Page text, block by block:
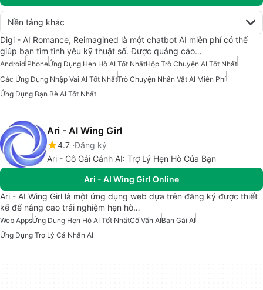
Nền tảng khác
Digi - AI Romance, Reimagined là một chatbot AI miễn phí có thể
giúp bạn tìm tình yêu kỹ thuật số. Được quảng cáo…
AndroidiPhoneỨng Dụng Hẹn Hò AI Tốt NhấtHộp Trò Chuyện AI Tốt Nhất
Các Ứng Dụng Nhập Vai AI Tốt NhấtTrò Chuyện Nhân Vật AI Miễn Phí
Ứng Dụng Bạn Bè AI Tốt Nhất
Ari - AI Wing Girl
4.7 Đăng ký
Ari - Cô Gái Cánh AI: Trợ Lý Hẹn Hò Của Bạn
Ari - AI Wing Girl Online
Ari - AI Wing Girl là một ứng dụng web dựa trên đăng ký được thiết
kế để nâng cao trải nghiệm hẹn hò…
Web AppsỨng Dụng Hẹn Hò AI Tốt NhấtCố Vấn AIBạn Gái AI
Ứng Dụng Trợ Lý Cá Nhân AI